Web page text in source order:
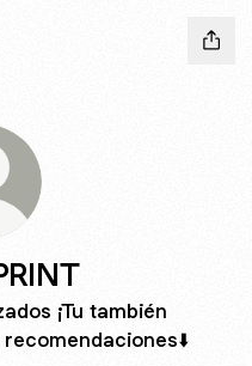
¡Tu también